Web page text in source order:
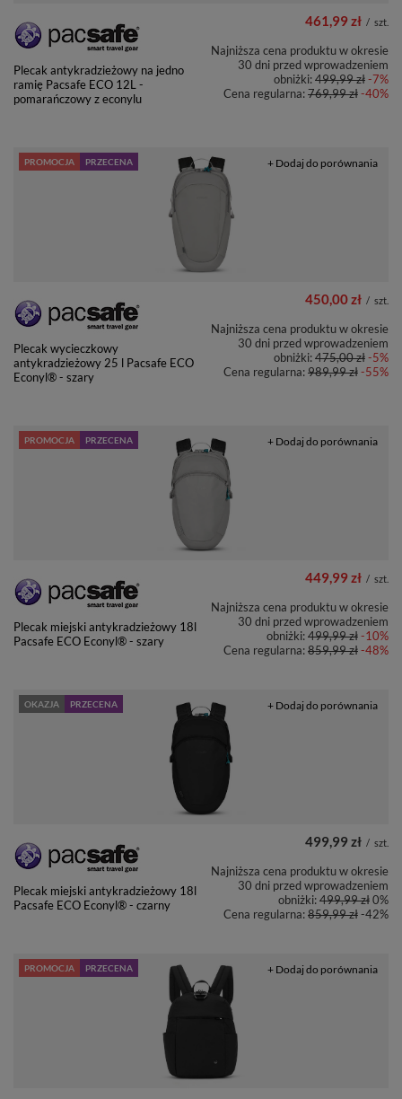
Plecak antykradzieżowy na jedno
ramię Pacsafe ECO 12L -
pomarańczowy z econylu
461,99 zł / szt.
Najniższa cena produktu w okresie
30 dni przed wprowadzeniem
obniżki:499,99 zł-7%
Cena regularna:769,99 zł-40%
PROMOCJA PRZECENA
Plecak wycieczkowy
antykradzieżowy 25 l Pacsafe ECO
Econyl® - szary
450,00 zł / szt.
Najniższa cena produktu w okresie
30 dni przed wprowadzeniem
obniżki:475,00 zł-5%
Cena regularna:989,99 zł-55%
+ Dodaj do porównania
PROMOCJA PRZECENA
Plecak miejski antykradzieżowy 18l
Pacsafe ECO Econyl® - szary
449,99 zł / szt.
Najniższa cena produktu w okresie
30 dni przed wprowadzeniem
obniżki:499,99 zł-10%
Cena regularna:859,99 zł-48%
+ Dodaj do porównania
OKAZJA PRZECENA
Plecak miejski antykradzieżowy 18l
Pacsafe ECO Econyl® - czarny
499,99 zł / szt.
Najniższa cena produktu w okresie
30 dni przed wprowadzeniem
obniżki:499,99 zł0%
Cena regularna:859,99 zł-42%
+ Dodaj do porównania
PROMOCJA PRZECENA + Dodaj do porównania